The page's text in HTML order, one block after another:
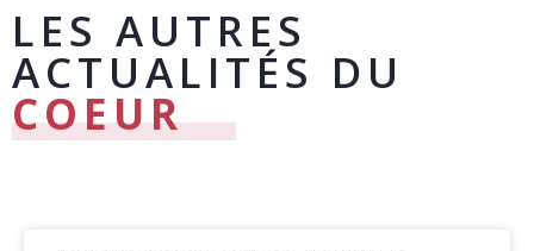
LES AUTRES
ACTUALITÉS DU
COEUR